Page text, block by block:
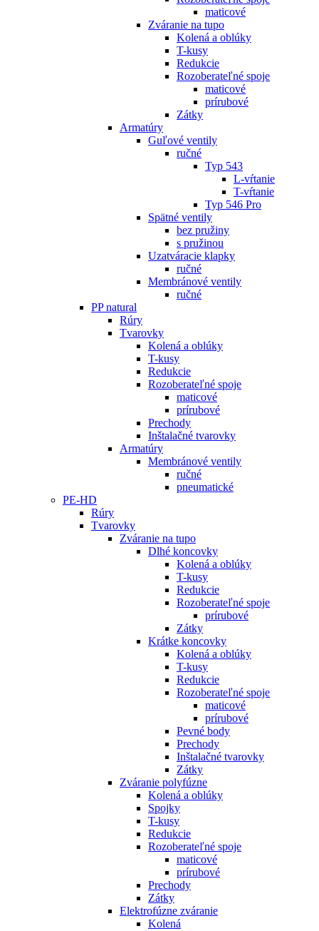
maticové
Zváranie na tupo
Kolená a oblúky
T-kusy
Redukcie
Rozoberateľné spoje
maticové
prírubové
Zátky
Armatúry
Guľové ventily
ručné
Typ 543
L-vŕtanie
T-vŕtanie
Typ 546 Pro
Spätné ventily
bez pružiny
s pružinou
Uzatváracie klapky
ručné
Membránové ventily
ručné
PP natural
Rúry
Tvarovky
Kolená a oblúky
T-kusy
Redukcie
Rozoberateľné spoje
maticové
prírubové
Prechody
Inštalačné tvarovky
Armatúry
Membránové ventily
ručné
pneumatické
PE-HD
Rúry
Tvarovky
Zváranie na tupo
Dlhé koncovky
Kolená a oblúky
T-kusy
Redukcie
Rozoberateľné spoje
prírubové
Zátky
Krátke koncovky
Kolená a oblúky
T-kusy
Redukcie
Rozoberateľné spoje
maticové
prírubové
Pevné body
Prechody
Inštalačné tvarovky
Zátky
Zváranie polyfúzne
Kolená a oblúky
Spojky
T-kusy
Redukcie
Rozoberateľné spoje
maticové
prírubové
Prechody
Zátky
Elektrofúzne zváranie
Kolená